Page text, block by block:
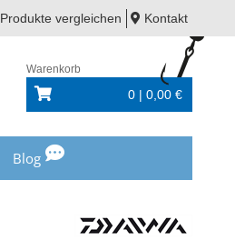
Produkte vergleichen Kontakt
Warenkorb
0 | 0,00 €
Blog